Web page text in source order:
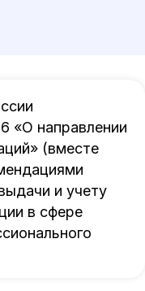
«О направлении
(вместе
и учету
в сфере